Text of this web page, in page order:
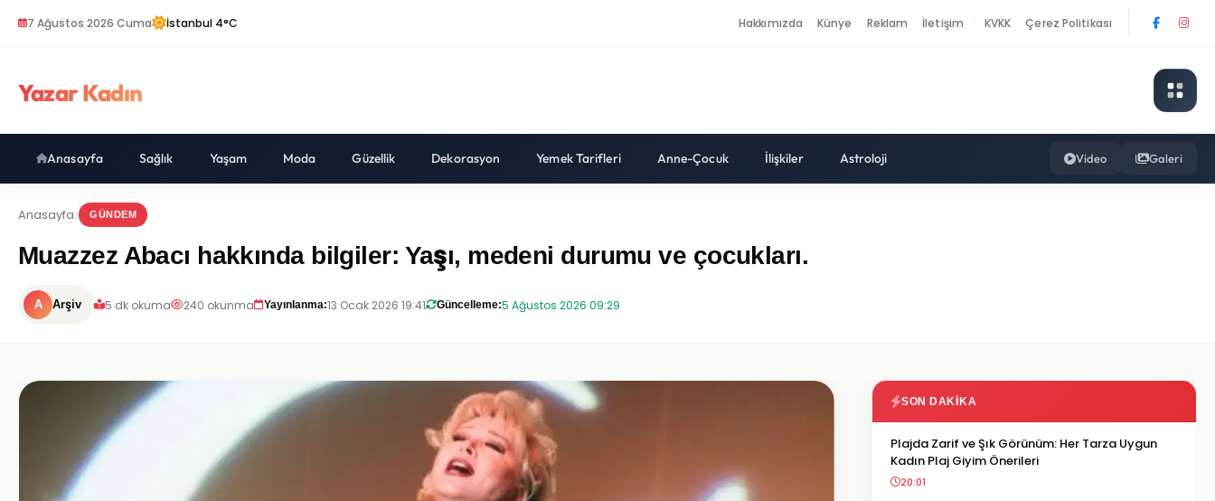
7 Ağustos 2026 Cuma İstanbul 4°C Hakkımızda Künye Reklam İletişim KVKK Çerez Politikası
Yazar Kadın
Anasayfa Sağlık Yaşam Moda Güzellik Dekorasyon Yemek Tarifleri Anne-Çocuk İlişkiler Astroloji Video Galeri
Anasayfa GÜNDEM
Muazzez Abacı hakkında bilgiler: Yaşı, medeni durumu ve çocukları.
A Arşiv 5 dk okuma 240 okunma Yayınlanma:13 Ocak 2026 19:41 Güncelleme:5 Ağustos 2026 09:29
SON DAKIKA
Plajda Zarif ve Şık Görünüm: Her Tarza Uygun
Kadın Plaj Giyim Önerileri
20:01